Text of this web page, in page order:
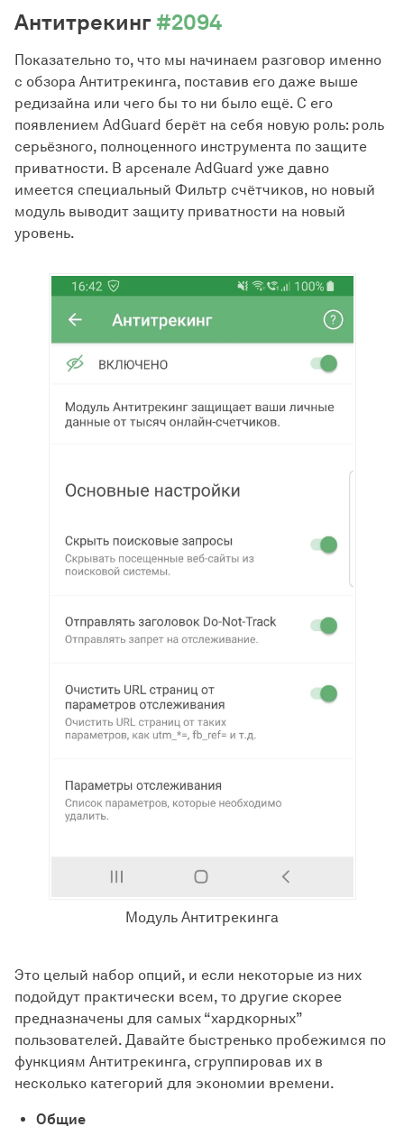
Антитрекинг#2094
Показательно то, что мы начинаем разговор именно
с обзора Антитрекинга, поставив его даже выше
редизайна или чего бы то ни было ещё. С его
появлением AdGuard берёт на себя новую роль: роль
серьёзного, полноценного инструмента по защите
приватности. В арсенале AdGuard уже давно
имеется специальный Фильтр счётчиков, но новый
модуль выводит защиту приватности на новый
уровень.
Модуль Антитрекинга
Это целый набор опций, и если некоторые из них
подойдут практически всем, то другие скорее
предназначены для самых “хардкорных”
пользователей. Давайте быстренько пробежимся по
функциям Антитрекинга, сгруппировав их в
несколько категорий для экономии времени.
Общие